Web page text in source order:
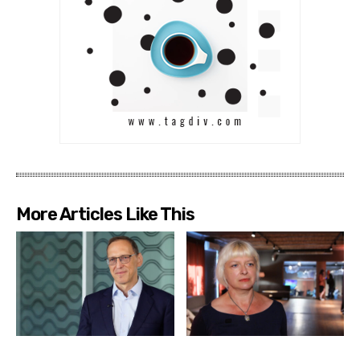
More Articles Like This